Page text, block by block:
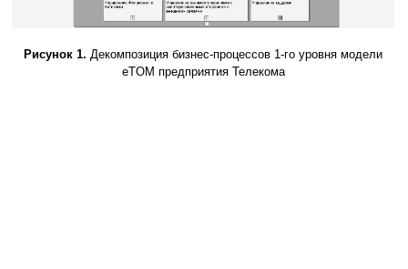
Рисунок 1. Декомпозиция бизнес-процессов 1-го уровня модели
eTOM предприятия Телекома